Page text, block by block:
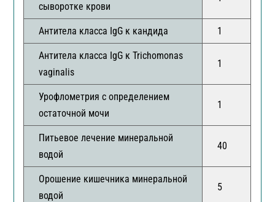
сыворотке крови
Антитела класса IgG к кандида 1
Антитела класса IgG к Trichomonas
vaginalis
1
Урофлометрия с определением
остаточной мочи
1
Питьевое лечение минеральной
водой
40
Орошение кишечника минеральной
водой
5